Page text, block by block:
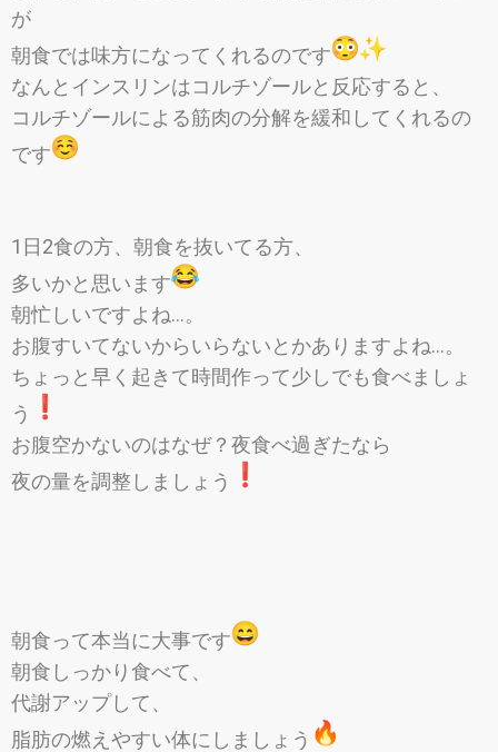
が
朝食では味方になってくれるのです
なんとインスリンはコルチゾールと反応すると、
コルチゾールによる筋肉の分解を緩和してくれるの
です
1日2食の方、朝食を抜いてる方、
多いかと思います
朝忙しいですよね…。
お腹すいてないからいらないとかありますよね…。
ちょっと早く起きて時間作って少しでも食べましょ
う
お腹空かないのはなぜ？夜食べ過ぎたなら
夜の量を調整しましょう
朝食って本当に大事です
朝食しっかり食べて、
代謝アップして、
脂肪の燃えやすい体にしましょう